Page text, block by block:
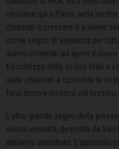
cristiana qui a Pavia, nella
chiamati a crescere e a vivere
come segno di speranza per
siamo chiamati ad aprire il
freschezza della vostra fede e
siete chiamati a custodire la
farsi dono e inserirsi nel tessuto
L’altro grande segno della
nuova umanità, descritta da
abbiamo ascoltato. L’apostolo